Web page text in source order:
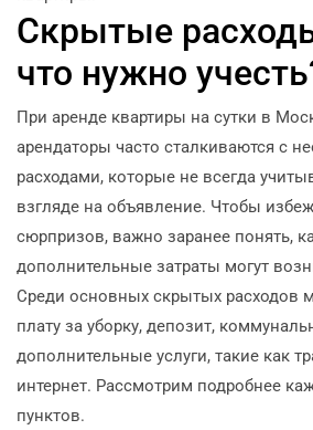
Скрытые
что нужно
При аренде квартиры на сутки в
арендаторы часто сталкиваются с
расходами, которые не всегда
взгляде на объявление. Чтобы
сюрпризов, важно заранее понять,
дополнительные затраты могут
Среди основных скрытых расходов
плату за уборку, депозит,
дополнительные услуги, такие как
интернет. Рассмотрим подробнее
пунктов.